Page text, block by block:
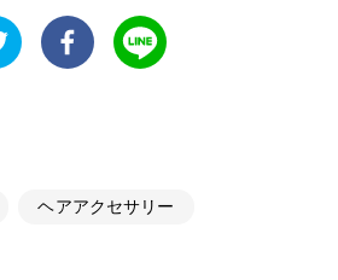
ヘアアクセサリー